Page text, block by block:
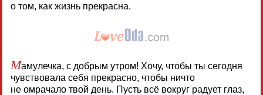
о том, как жизнь прекрасна.
Мамулечка, с добрым утром! Хочу, чтобы ты сегодня
чувствовала себя прекрасно, чтобы ничто
не омрачало твой день. Пусть всё вокруг радует глаз,